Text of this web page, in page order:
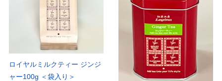
ロイヤルミルクティー ジンジ
ャー100g ＜袋入り＞